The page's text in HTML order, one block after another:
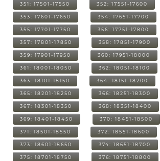
351: 17501-17550 352: 17551-17600
353: 17601-17650 354: 17651-17700
355: 17701-17750 356: 17751-17800
357: 17801-17850 358: 17851-17900
359: 17901-17950 360: 17951-18000
361: 18001-18050 362: 18051-18100
363: 18101-18150 364: 18151-18200
365: 18201-18250 366: 18251-18300
367: 18301-18350 368: 18351-18400
369: 18401-18450 370: 18451-18500
371: 18501-18550 372: 18551-18600
373: 18601-18650 374: 18651-18700
375: 18701-18750 376: 18751-18800